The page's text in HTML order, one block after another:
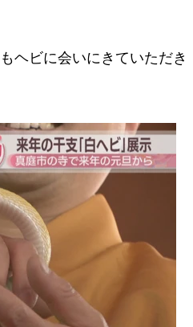
ヘビに会いにきていただき